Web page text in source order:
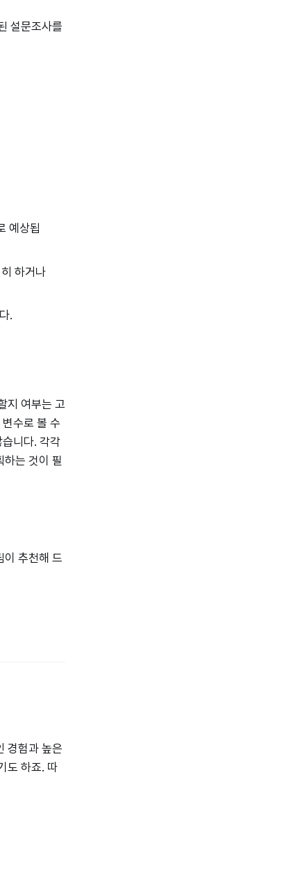
설문조사를
예상됩
하거나
.
지 여부는 고
수로 볼 수
니다. 각각
하는 것이 필
이 추천해 드
경험과 높은
도 하죠. 따